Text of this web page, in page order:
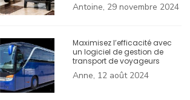
Antoine, 29 novembre 2024
Maximisez l’efficacité avec
un logiciel de gestion de
transport de voyageurs
Anne, 12 août 2024